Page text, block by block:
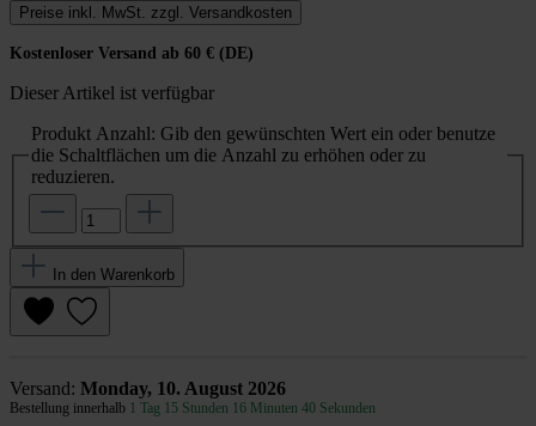
Preise inkl. MwSt. zzgl. Versandkosten
Kostenloser Versand ab 60 € (DE)
Dieser Artikel ist verfügbar
Produkt Anzahl: Gib den gewünschten Wert ein oder benutze
die Schaltflächen um die Anzahl zu erhöhen oder zu
reduzieren.
In den Warenkorb
Versand: Monday, 10. August 2026
Bestellung innerhalb 1 Tag 15 Stunden 16 Minuten 40 Sekunden